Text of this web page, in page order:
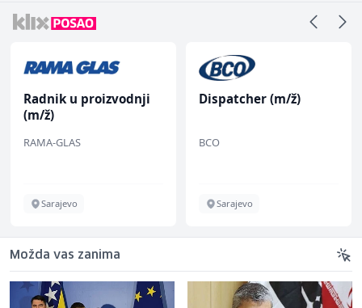
Radnik u proizvodnji
(m/ž)
RAMA-GLAS
Sarajevo
Dispatcher (m/ž)
BCO
Sarajevo
Možda vas zanima